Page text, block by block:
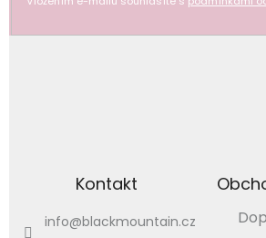
Kontakt
info@blackmountain.cz